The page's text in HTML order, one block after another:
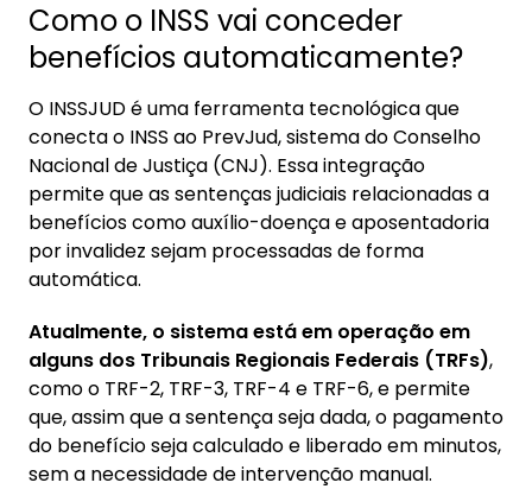
Como o INSS vai conceder
benefícios automaticamente?
O INSSJUD é uma ferramenta tecnológica que
conecta o INSS ao PrevJud, sistema do Conselho
Nacional de Justiça (CNJ). Essa integração
permite que as sentenças judiciais relacionadas a
benefícios como auxílio-doença e aposentadoria
por invalidez sejam processadas de forma
automática.
Atualmente, o sistema está em operação em
alguns dos Tribunais Regionais Federais (TRFs),
como o TRF-2, TRF-3, TRF-4 e TRF-6, e permite
que, assim que a sentença seja dada, o pagamento
do benefício seja calculado e liberado em minutos,
sem a necessidade de intervenção manual.